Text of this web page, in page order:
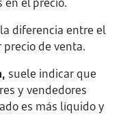
diferencia entre el
de venta.
suele indicar que
y vendedores
es más líquido y